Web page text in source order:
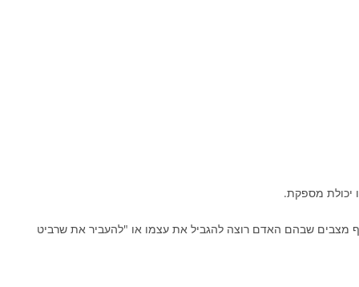
יכולת מספקת.
מצבים שבהם האדם רוצה להגביל את עצמו או "להעביר את שרביט